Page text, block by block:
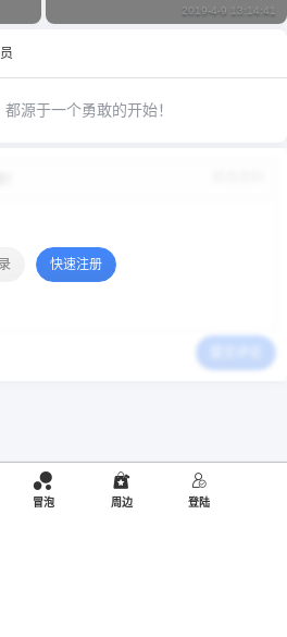
2019-4-9 13:14:41
源于一个勇敢的开始！
快速注册
冒泡 周边 登陆